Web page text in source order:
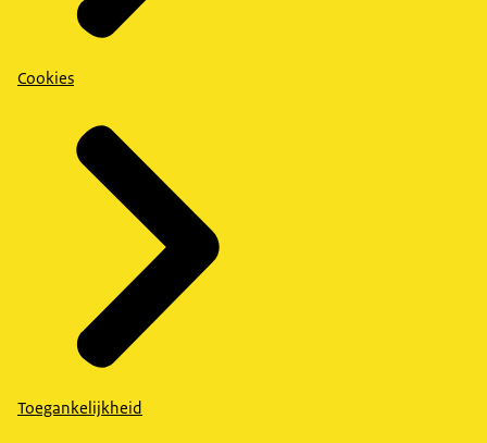
Cookies
Toegankelijkheid